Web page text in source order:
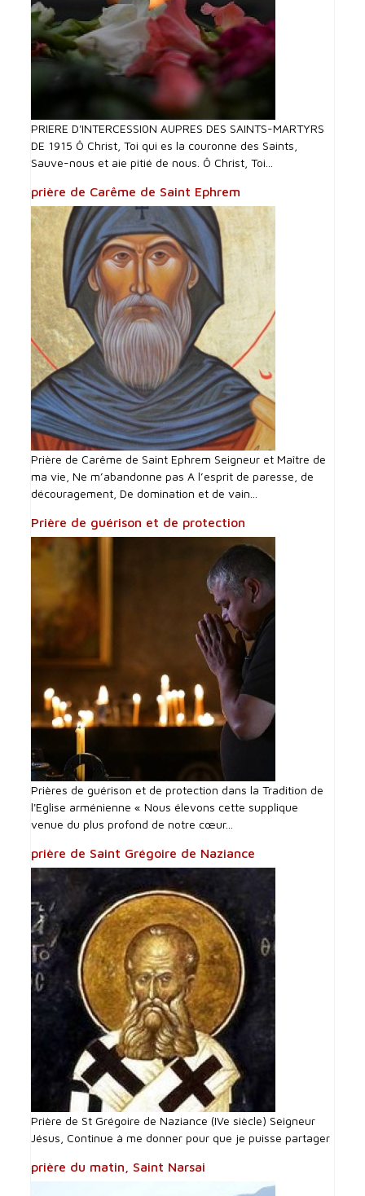
PRIERE D'INTERCESSI0N AUPRES DES SAINTS-MARTYRS
DE 1915 Ô Christ, Toi qui es la couronne des Saints,
Sauve-nous et aie pitié de nous. Ô Christ, Toi...
prière de Carême de Saint Ephrem
Prière de Carême de Saint Ephrem Seigneur et Maître de
ma vie, Ne m’abandonne pas A l’esprit de paresse, de
découragement, De domination et de vain...
Prière de guérison et de protection
Prières de guérison et de protection dans la Tradition de
l'Eglise arménienne « Nous élevons cette supplique
venue du plus profond de notre cœur...
prière de Saint Grégoire de Naziance
Prière de St Grégoire de Naziance (IVe siècle) Seigneur
Jésus, Continue à me donner pour que je puisse partager
prière du matin, Saint Narsai